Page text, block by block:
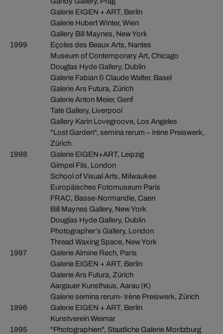
Galerie EIGEN + ART, Berlin
Galerie Hubert Winter, Wien
Gallery Bill Maynes, New York
1999
Eçoles des Beaux Arts, Nantes
Museum of Contemporary Art, Chicago
Douglas Hyde Gallery, Dublin
Galerie Fabian & Claude Walter, Basel
Galerie Ars Futura, Zürich
Galerie Anton Meier, Genf
Tate Gallery, Liverpool
Gallery Karin Lovegroove, Los Angeles
"Lost Garden", semina rerum – Irène Preiswerk,
Zürich
1998
Galerie EIGEN+ART, Leipzig
Gimpel Fils, London
School of Visual Arts, Milwaukee
Europäisches Fotomuseum Paris
FRAC, Basse-Normandie, Caen
Bill Maynes Gallery, New York
Douglas Hyde Gallery, Dublin
Photographer’s Gallery, London
Thread Waxing Space, New York
1997
Galerie Almine Rech, Paris
Galerie EIGEN + ART, Berlin
Galerie Ars Futura, Zürich
Aargauer Kunsthaus, Aarau (K)
Galerie semina rerum- Irène Preiswerk, Zürich
1996
Galerie EIGEN + ART, Berlin
Kunstverein Weimar
1995
"Photographien", Staatliche Galerie Moritzburg